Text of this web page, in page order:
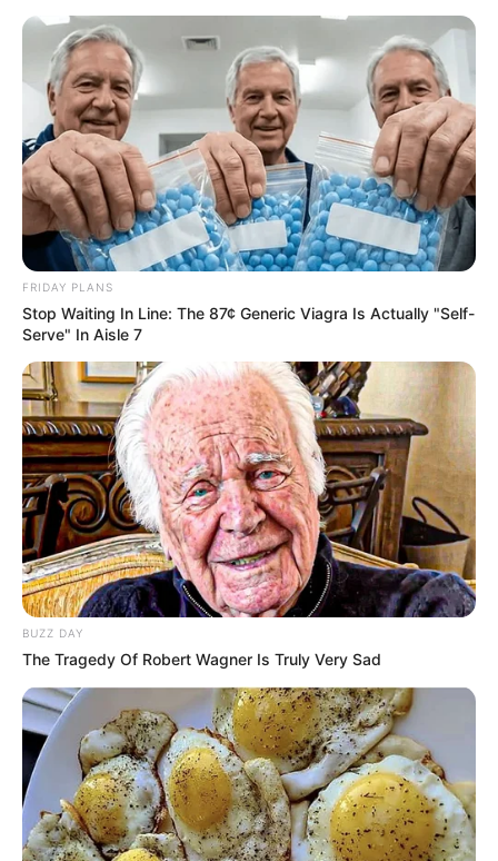
FRIDAY PLANS
Stop Waiting In Line: The 87¢ Generic Viagra Is Actually "Self-
Serve" In Aisle 7
BUZZ DAY
The Tragedy Of Robert Wagner Is Truly Very Sad